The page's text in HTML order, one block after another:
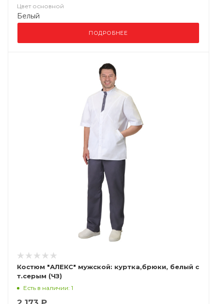
Цвет основной
Белый
ПОДРОБНЕЕ
Костюм "АЛЕКС" мужской: куртка,брюки, белый с
т.серым (ЧЗ)
Есть в наличии: 1